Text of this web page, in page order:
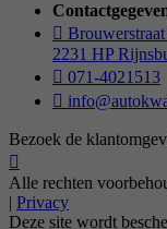
2231 HP
071-4021513
Bezoek de
Alle rechten
| Privacy
Deze site wordt